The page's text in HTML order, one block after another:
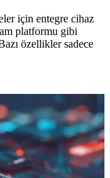
için entegre cihaz
platformu gibi
özellikler sadece